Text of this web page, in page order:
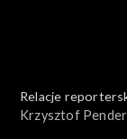
Relacje
Krzysztof